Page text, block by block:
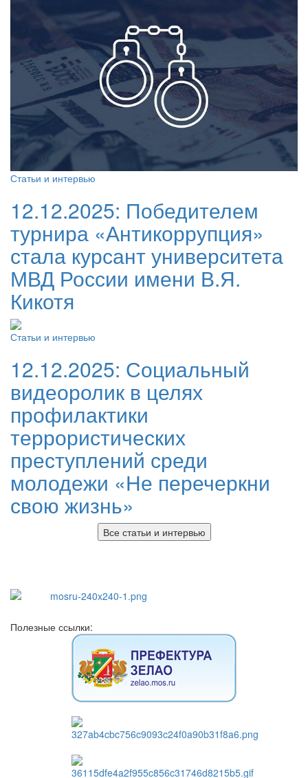
Статьи и интервью
12.12.2025: Победителем
турнира «Антикоррупция»
стала курсант университета
МВД России имени В.Я.
Кикотя
Статьи и интервью
12.12.2025: Социальный
видеоролик в целях
профилактики
террористических
преступлений среди
молодежи «Не перечеркни
свою жизнь»
Все статьи и интервью
Полезные ссылки: